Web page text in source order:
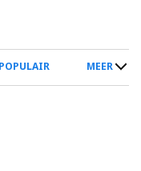
POPULAIR MEER